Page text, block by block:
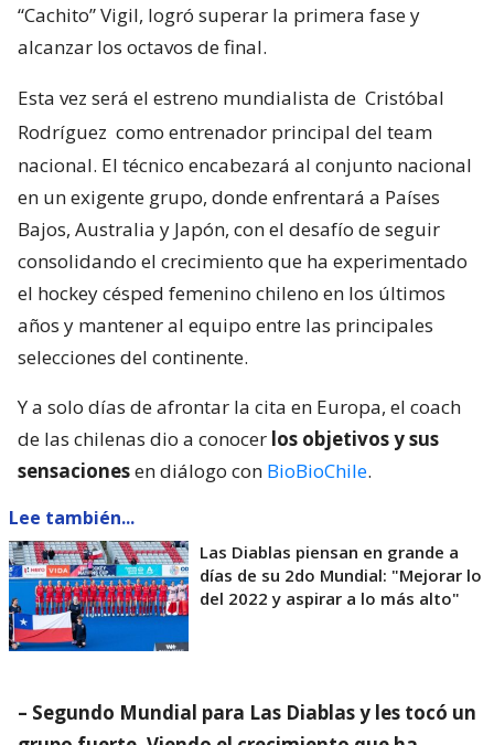
“Cachito” Vigil, logró superar la primera fase y
alcanzar los octavos de final.
Esta vez será el estreno mundialista de Cristóbal
Rodríguez como entrenador principal del team
nacional. El técnico encabezará al conjunto nacional
en un exigente grupo, donde enfrentará a Países
Bajos, Australia y Japón, con el desafío de seguir
consolidando el crecimiento que ha experimentado
el hockey césped femenino chileno en los últimos
años y mantener al equipo entre las principales
selecciones del continente.
Y a solo días de afrontar la cita en Europa, el coach
de las chilenas dio a conocer los objetivos y sus
sensacionesen diálogo con BioBioChile.
Lee también...
Las Diablas piensan en grande a
días de su 2do Mundial: "Mejorar lo
del 2022 y aspirar a lo más alto"
– Segundo Mundial para Las Diablas y les tocó un